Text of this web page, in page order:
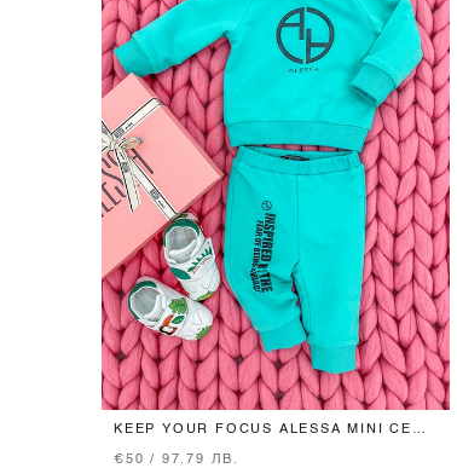
KEEP YOUR FOCUS ALESSA MINI СЕТ -
€50 / 97.79 ЛВ.